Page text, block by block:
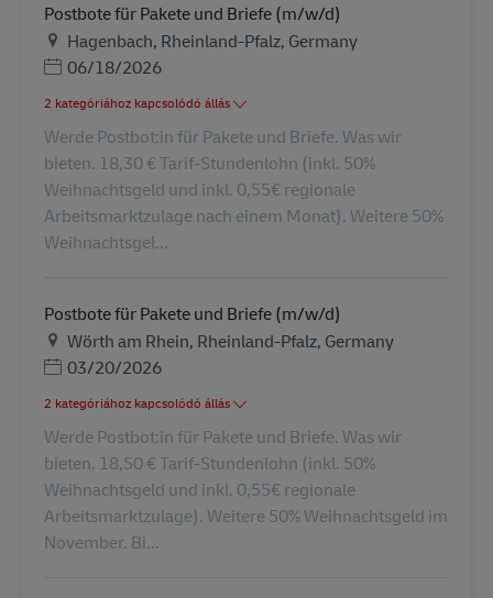
Postbote für Pakete und Briefe (m/w/d)
Helyszín
Hagenbach, Rheinland-Pfalz, Germany
Posted Date
06/18/2026
2 kategóriához kapcsolódó állás
Werde Postbot:in für Pakete und Briefe. Was wir
bieten. 18,30 € Tarif-Stundenlohn (inkl. 50%
Weihnachtsgeld und inkl. 0,55€ regionale
Arbeitsmarktzulage nach einem Monat). Weitere 50%
Weihnachtsgel...
Postbote für Pakete und Briefe (m/w/d)
Helyszín
Wörth am Rhein, Rheinland-Pfalz, Germany
Posted Date
03/20/2026
2 kategóriához kapcsolódó állás
Werde Postbot:in für Pakete und Briefe. Was wir
bieten. 18,50 € Tarif-Stundenlohn (inkl. 50%
Weihnachtsgeld und inkl. 0,55€ regionale
Arbeitsmarktzulage). Weitere 50% Weihnachtsgeld im
November. Bi...